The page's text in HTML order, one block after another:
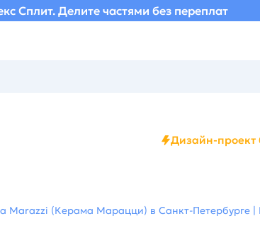
Сплит. Делите частями без переплат
Дизайн-проект
Marazzi (Керама Марацци) в Санкт-Петербурге |